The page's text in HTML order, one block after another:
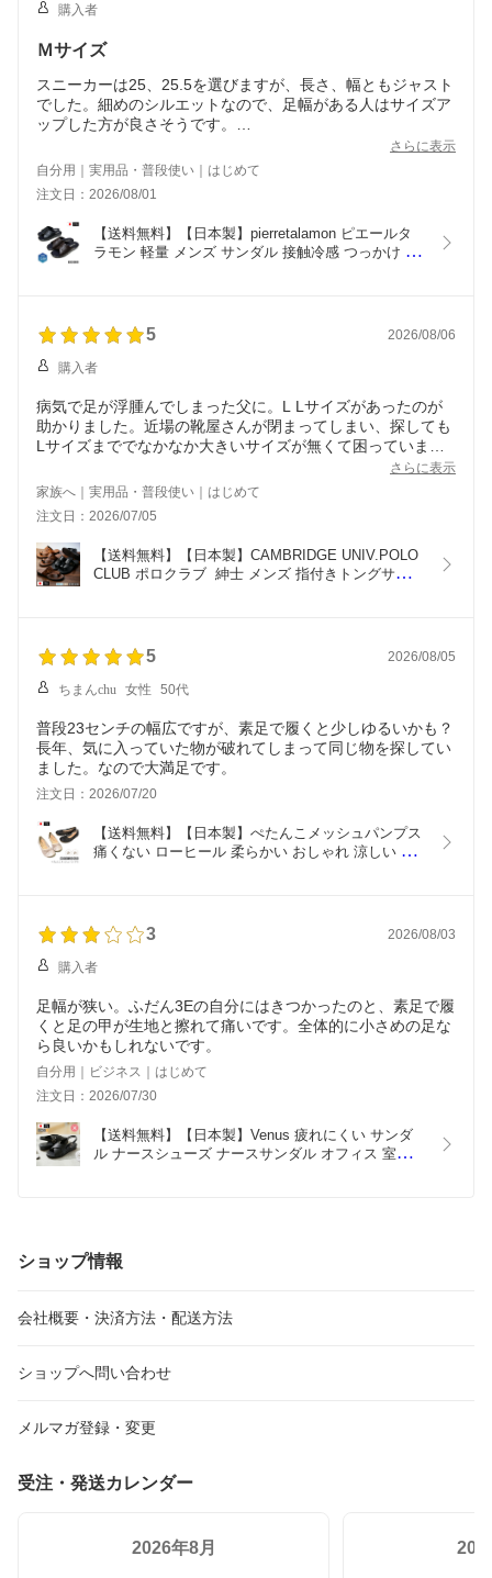
購入者
Ｍサイズ
スニーカーは25、25.5を選びますが、長さ、幅ともジャスト
でした。細めのシルエットなので、足幅がある人はサイズア
ップした方が良さそうです。
クッション性のあるインソールは最初、はり付くような感じ
がしますが、慣れると履き心地は良好です。
さらに表示
自分用｜実用品・普段使い｜はじめて
注文日：2026/08/01
【送料無料】【日本製】pierretalamon ピエールタ
ラモン 軽量 メンズ サンダル 接触冷感 つっかけ モ
れにくい 24010
5 2026/08/06
購入者
病気で足が浮腫んでしまった父に。L Lサイズがあったのが
助かりました。近場の靴屋さんが閉まってしまい、探しても
Lサイズまででなかなか大きいサイズが無くて困っていまし
た。しっかり履けるようです。ありがとうございました。
さらに表示
家族へ｜実用品・普段使い｜はじめて
注文日：2026/07/05
【送料無料】【日本製】CAMBRIDGE UNIV.POLO
CLUB ポロクラブ  紳士 メンズ 指付きトングサンダ
ッセイ Nissei nm-1824
5 2026/08/05
ちまんchu 女性 50代
普段23センチの幅広ですが、素足で履くと少しゆるいかも？
長年、気に入っていた物が破れてしまって同じ物を探してい
ました。なので大満足です。
注文日：2026/07/20
【送料無料】【日本製】ぺたんこメッシュパンプス
痛くない ローヒール 柔らかい おしゃれ 涼しい 夏
3 2026/08/03
購入者
足幅が狭い。ふだん3Eの自分にはきつかったのと、素足で履
くと足の甲が生地と擦れて痛いです。全体的に小さめの足な
ら良いかもしれないです。
自分用｜ビジネス｜はじめて
注文日：2026/07/30
【送料無料】【日本製】Venus 疲れにくい サンダ
ル ナースシューズ ナースサンダル オフィス 室内履
ショップ情報
会社概要・決済方法・配送方法
ショップへ問い合わせ
メルマガ登録・変更
受注・発送カレンダー
2026年8月